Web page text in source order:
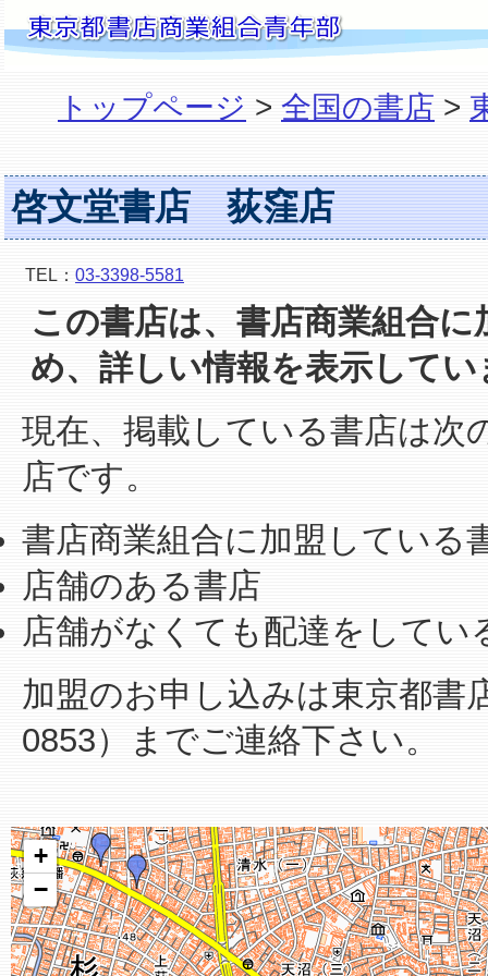
トップページ > 全国の書店 >
啓文堂書店 荻窪店
TEL： 03-3398-5581
この書店は、書店商業組合
め、詳しい情報を表示して
現在、掲載している書店は次
店です。
書店商業組合に加盟している
店舗のある書店
店舗がなくても配達をしてい
加盟のお申し込みは東京都書
0853）までご連絡下さい。
+
−